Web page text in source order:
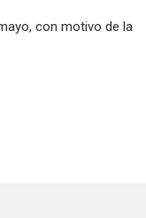
con motivo de la